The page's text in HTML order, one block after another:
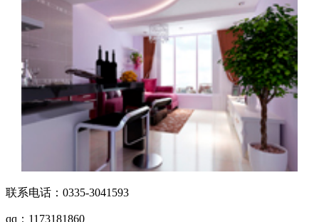
联系电话：0335-3041593
qq：1173181860